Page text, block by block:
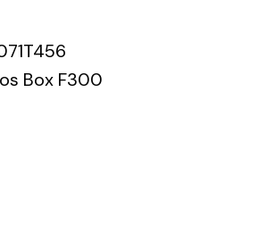
for all kinds of needs.
Box F300